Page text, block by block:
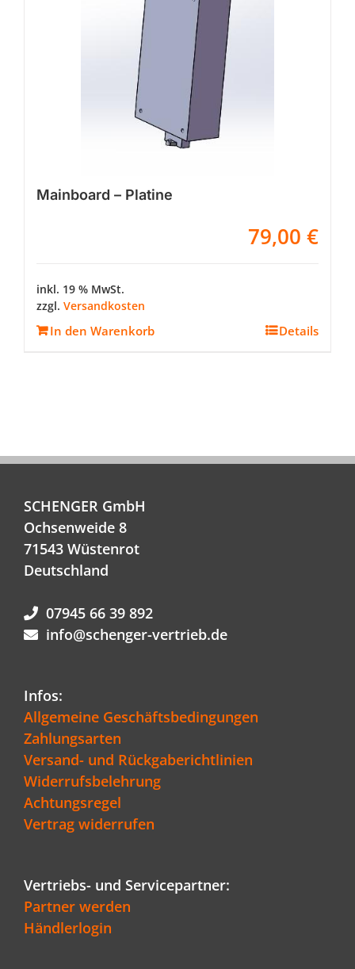
Mainboard – Platine
79,00 €
inkl. 19 % MwSt.
zzgl. Versandkosten
In den Warenkorb Details
SCHENGER GmbH
Ochsenweide 8
71543 Wüstenrot
Deutschland
07945 66 39 892
info@schenger-vertrieb.de
Infos:
Allgemeine Geschäftsbedingungen
Zahlungsarten
Versand- und Rückgaberichtlinien
Widerrufsbelehrung
Achtungsregel
Vertrag widerrufen
Vertriebs- und Servicepartner:
Partner werden
Händlerlogin